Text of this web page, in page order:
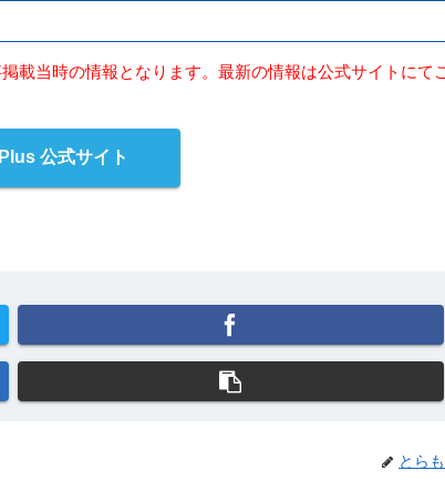
載当時の情報となります。最新の情報は公式サイトにて
公式サイト
とらも